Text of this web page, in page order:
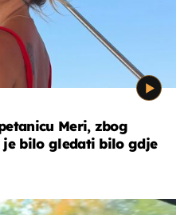
Meri, zbog
bilo gledati bilo gdje